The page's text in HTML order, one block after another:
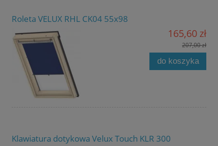
Roleta VELUX RHL CK04 55x98
165,60 zł
207,00 zł
do koszyka
Klawiatura dotykowa Velux Touch KLR 300